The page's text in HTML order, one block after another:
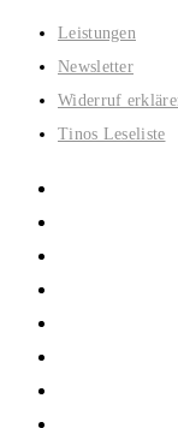
Zum
Inhalt
springen
Leistungen
Newsletter
Widerruf
Tinos Leseliste